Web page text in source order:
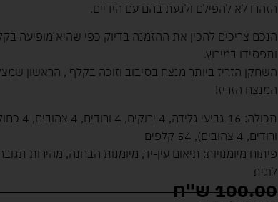
הזהרו לא להפילם ולגעת בהם עם הידיים.
הנכם צריכים להכין את ההזמנה בדיוק כפי שהיא מופיעה
ותפסידו במירוץ.
השחקן הזריז ביותר מנצח בסיבוב וזוכה בקלף , הראשון
המנצח הזריז!
ורודים, 4 צהובים), 54 קלפים
פיתוח מיומנויות: תיאום עין-יד, מיומנות הבחנה, מהירות
לוגית
100.00ש"ח